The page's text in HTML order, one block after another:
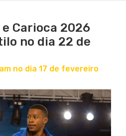
Carioca 2026
no dia 22 de
no dia 17 de fevereiro